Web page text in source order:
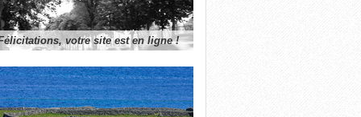
votre site est en ligne !